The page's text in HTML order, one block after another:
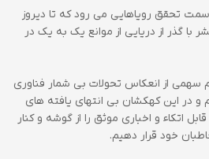
سمت تحقق رویاهایی می رود که تا دیروز
با گذر از دریایی از موانع یک به یک در
سهمی از انعکاس تحولات بی شمار فناوری
و در این کهکشان بی انتهای یافته های
اتکاء و اخباری موثق را از گوشه و کنار
خود قرار دهیم.